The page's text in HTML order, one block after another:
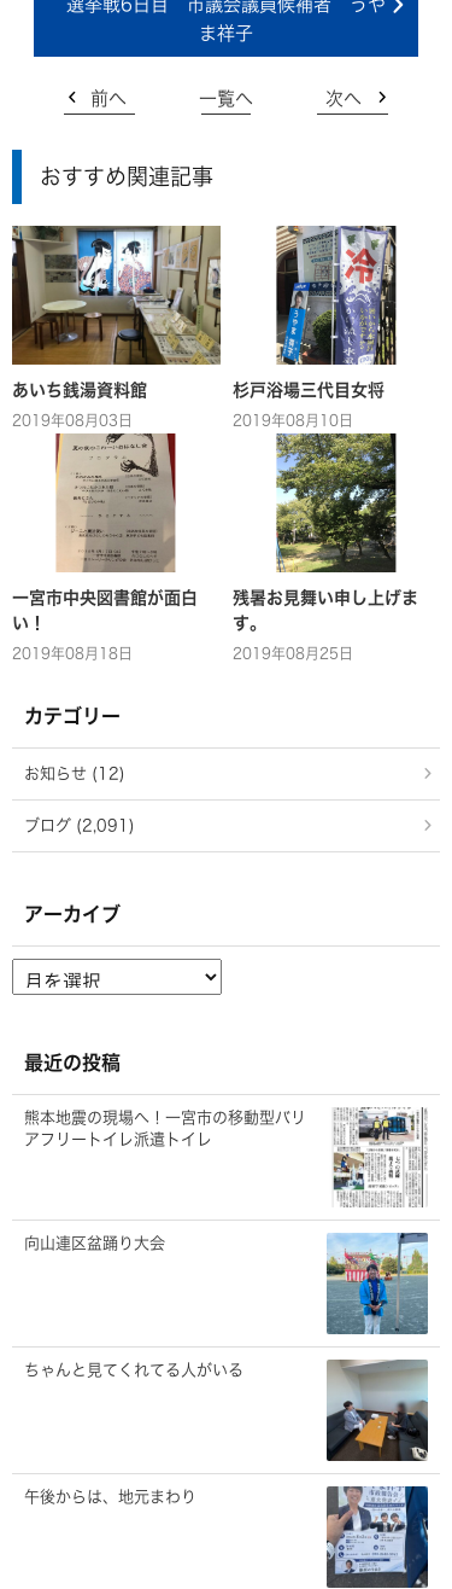
選挙戦6日目 市議会議員候補者 うや
ま祥子
前へ 一覧へ 次へ
おすすめ関連記事
あいち銭湯資料館
2019年08月03日
杉戸浴場三代目女将
2019年08月10日
一宮市中央図書館が面白
い！
2019年08月18日
残暑お見舞い申し上げま
す。
2019年08月25日
カテゴリー
お知らせ (12)
ブログ (2,091)
アーカイブ
ー
ブ
最近の投稿
熊本地震の現場へ！一宮市の移動型バリ
アフリートイレ派遣トイレ
向山連区盆踊り大会
ちゃんと見てくれてる人がいる
午後からは、地元まわり